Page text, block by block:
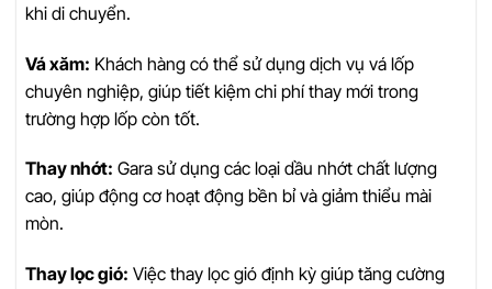
khi di chuyển.
Vá xăm: Khách hàng có thể sử dụng dịch vụ vá lốp
chuyên nghiệp, giúp tiết kiệm chi phí thay mới trong
trường hợp lốp còn tốt.
Thay nhớt: Gara sử dụng các loại dầu nhớt chất lượng
cao, giúp động cơ hoạt động bền bỉ và giảm thiểu mài
mòn.
Thay lọc gió: Việc thay lọc gió định kỳ giúp tăng cường